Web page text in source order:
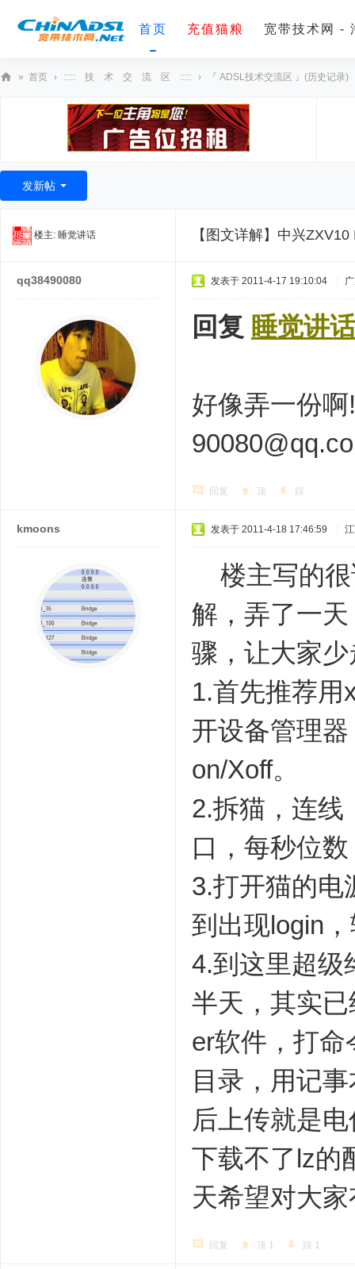
首页 充值猫粮 宽带技术网 -
术
» 首页 › ::::: 技 术 交 流 区 ::::: › 『 ADSL技术交流区 』(历史记录)
发新帖
楼主: 睡觉讲话 【图文详解】中兴
qq38490080 发表于 2011-4-17 19:10:04
回复 睡觉讲话
好像弄一份
回复 顶 踩
kmoons 发表于 2011-4-18 17:46:59
楼主写的很
解，弄了一
骤，让大家
1.首先推荐用
开设备管理
on/Xoff。
2.拆猫，连
口，每秒位
3.打开猫的电
到出现login
4.到这里超级
半天，其实
er软件，打
目录，用记
后上传就是
下载不了lz的
天希望对大
回复 顶 1 踩 1